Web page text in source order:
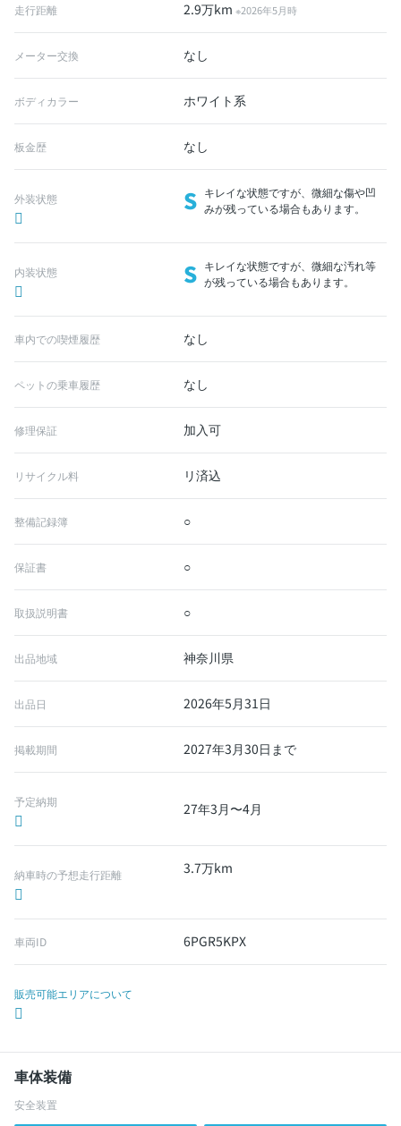
走行距離 2.9万km※2026年5月時
メーター交換 なし
ボディカラー ホワイト系
板金歴 なし
外装状態 S キレイな状態ですが、微細な傷や凹
みが残っている場合もあります。
内装状態 S キレイな状態ですが、微細な汚れ等
が残っている場合もあります。
車内での喫煙履歴 なし
ペットの乗車履歴 なし
修理保証 加入可
リサイクル料 リ済込
整備記録簿 ○
保証書 ○
取扱説明書 ○
出品地域 神奈川県
出品日 2026年5月31日
掲載期間 2027年3月30日まで
予定納期 27年3月〜4月
納車時の予想走行距離 3.7万km
車両ID 6PGR5KPX
販売可能エリアについて
車体装備
安全装置